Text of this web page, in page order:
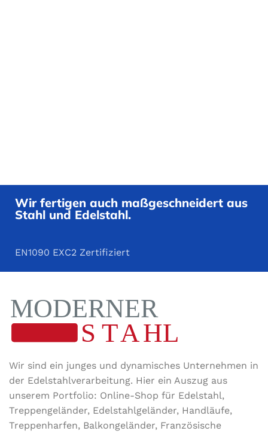
Wir fertigen auch maßgeschneidert aus
Stahl und Edelstahl.
EN1090 EXC2 Zertifiziert
Wir sind ein junges und dynamisches Unternehmen in
der Edel­stahl­ver­arbeitung. Hier ein Auszug aus
unserem Portfolio: Online-Shop für Edelstahl,
Treppengeländer, Edelstahlgeländer, Handläufe,
Treppenharfen, Balkongeländer, Französische